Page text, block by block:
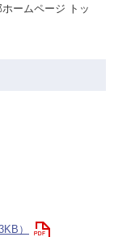
ームページ トッ
）